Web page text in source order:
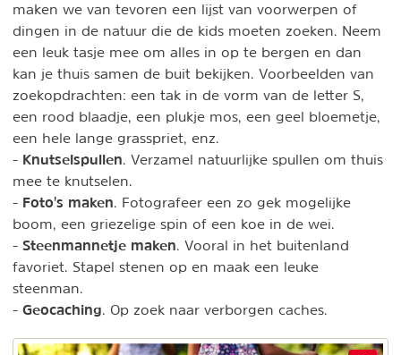
maken we van tevoren een lijst van voorwerpen of
dingen in de natuur die de kids moeten zoeken. Neem
een leuk tasje mee om alles in op te bergen en dan
kan je thuis samen de buit bekijken. Voorbeelden van
zoekopdrachten: een tak in de vorm van de letter S,
een rood blaadje, een plukje mos, een geel bloemetje,
een hele lange grasspriet, enz.
- Knutselspullen . Verzamel natuurlijke spullen om thuis
mee te knutselen.
- Foto's maken . Fotografeer een zo gek mogelijke
boom, een griezelige spin of een koe in de wei.
- Steenmannetje maken . Vooral in het buitenland
favoriet. Stapel stenen op en maak een leuke
steenman.
- Geocaching . Op zoek naar verborgen caches.